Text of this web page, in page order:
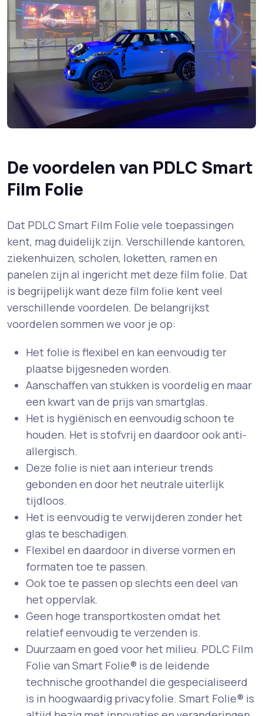
De voordelen van PDLC Smart
Film Folie
Dat PDLC Smart Film Folie vele toepassingen
kent, mag duidelijk zijn. Verschillende kantoren,
ziekenhuizen, scholen, loketten, ramen en
panelen zijn al ingericht met deze film folie. Dat
is begrijpelijk want deze film folie kent veel
verschillende voordelen. De belangrijkst
voordelen sommen we voor je op:
Het folie is flexibel en kan eenvoudig ter
plaatse bijgesneden worden.
Aanschaffen van stukken is voordelig en maar
een kwart van de prijs van smartglas.
Het is hygiënisch en eenvoudig schoon te
houden. Het is stofvrij en daardoor ook anti-
allergisch.
Deze folie is niet aan interieur trends
gebonden en door het neutrale uiterlijk
tijdloos.
Het is eenvoudig te verwijderen zonder het
glas te beschadigen.
Flexibel en daardoor in diverse vormen en
formaten toe te passen.
Ook toe te passen op slechts een deel van
het oppervlak.
Geen hoge transportkosten omdat het
relatief eenvoudig te verzenden is.
Duurzaam en goed voor het milieu. PDLC Film
Folie van Smart Folie® is de leidende
technische groothandel die gespecialiseerd
is in hoogwaardig privacyfolie. Smart Folie® is